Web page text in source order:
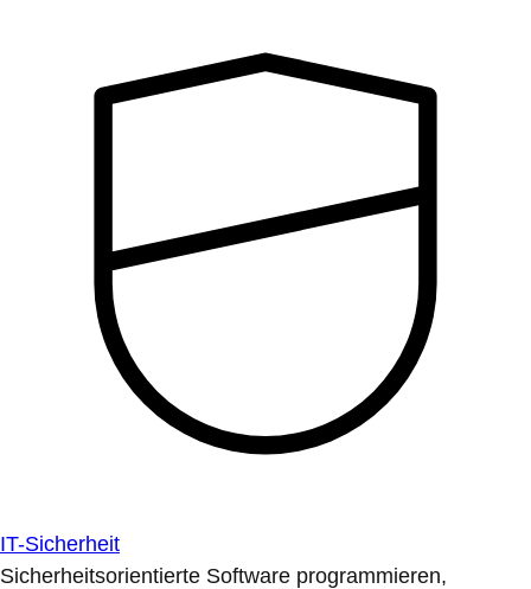
IT-Sicherheit
Sicherheitsorientierte Software programmieren,